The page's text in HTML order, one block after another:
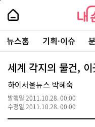
본
로
가
내
손
안
에
서
울
-
서
울
시
대
표
소
내
손
에
울
주
요
서
뉴스홈 기획·이슈
세계 각지의 물건,
하이서울뉴스 박혜숙
발행일 2011.10.28. 00:00
수정일 2011.10.28. 00:00
페
상
단
로